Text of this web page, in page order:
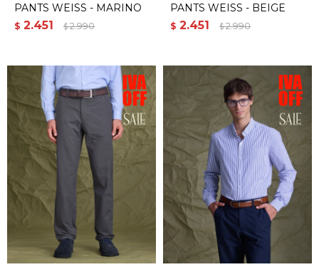
PANTS WEISS - MARINO
$ 2.451 $ 2.990
PANTS WEISS - BEIGE
$ 2.451 $ 2.990